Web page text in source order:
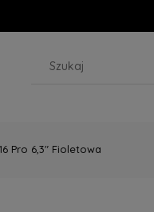
Pro 6,3" Fioletowa